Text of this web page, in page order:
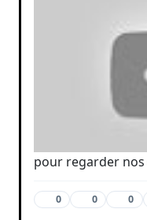
pour regarder
0 0 0